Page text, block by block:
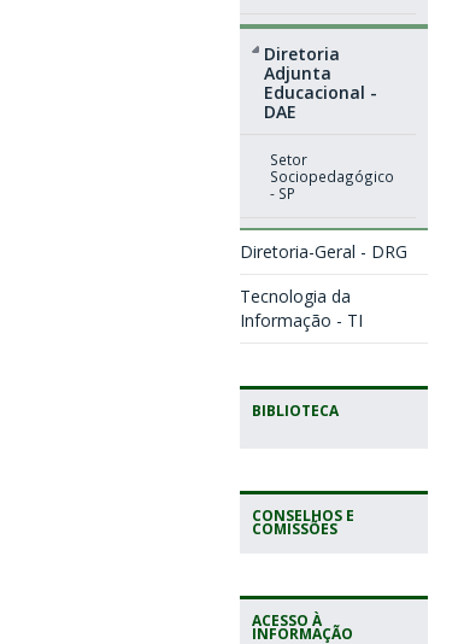
Diretoria
Adjunta
Educacional -
DAE
Setor
Sociopedagógico
- SP
Diretoria-Geral - DRG
Tecnologia da
Informação - TI
BIBLIOTECA
CONSELHOS E
COMISSÕES
ACESSO À
INFORMAÇÃO